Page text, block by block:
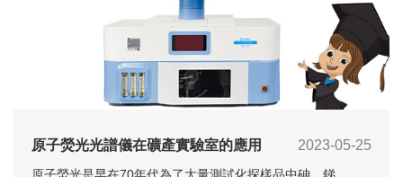
2023-05-25
原子熒光光譜儀在礦產實驗室的應用